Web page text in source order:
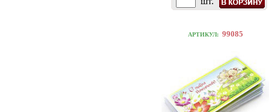
АРТИКУЛ: 99085